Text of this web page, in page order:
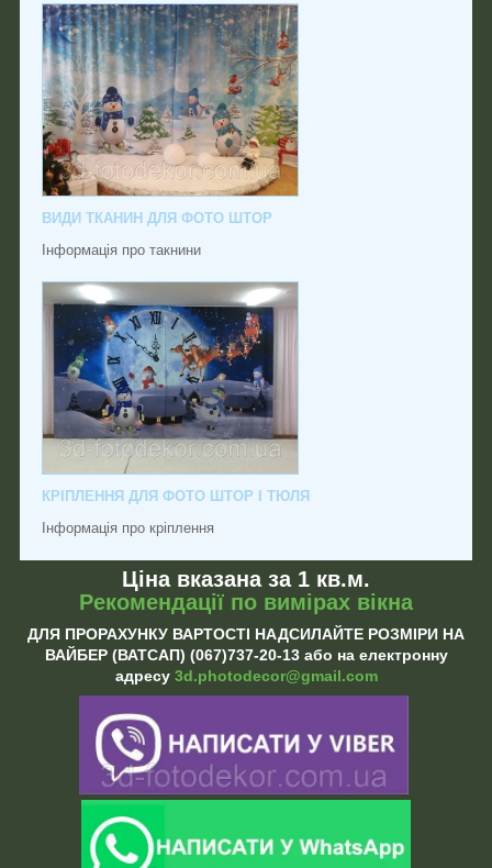
ВИДИ ТКАНИН ДЛЯ ФОТО ШТОР
Інформація про такнини
КРІПЛЕННЯ ДЛЯ ФОТО ШТОР І ТЮЛЯ
Інформація про кріплення
Ціна вказана за 1 кв.м.
Рекомендації по вимірах вікна
ДЛЯ ПРОРАХУНКУ ВАРТОСТІ НАДСИЛАЙТЕ РОЗМІРИ НА
ВАЙБЕР (ВАТСАП) (067)737-20-13 або на електронну
адресу 3d.photodecor@gmail.com